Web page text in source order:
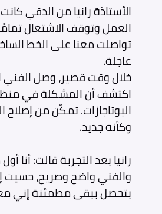
الأستاذة رانيا من الدقي
العمل وتوقف الاشتعال
تواصلت معنا على الخط
عاجلة.
خلال وقت قصير، وصل الفني
اكتشف أن المشكلة في
البوتاجازات. تمكّن من
وكأنه جديد.
رانيا بعد التجربة قالت:
والفني واضح وصريح، حسيت
بتحصل ببقى مطمئنة إني